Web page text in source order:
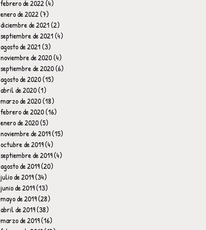
febrero de 2022(4)
enero de 2022(7)
diciembre de 2021(2)
septiembre de 2021(4)
agosto de 2021(3)
noviembre de 2020(4)
septiembre de 2020(6)
agosto de 2020(15)
abril de 2020(1)
marzo de 2020(18)
febrero de 2020(16)
enero de 2020(5)
noviembre de 2019(15)
octubre de 2019(4)
septiembre de 2019(4)
agosto de 2019(20)
julio de 2019(34)
junio de 2019(13)
mayo de 2019(28)
abril de 2019(38)
marzo de 2019(16)